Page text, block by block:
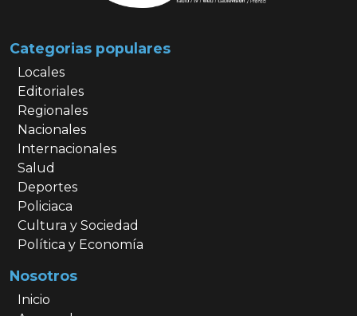
Categorias populares
Locales
Editoriales
Regionales
Nacionales
Internacionales
Salud
Deportes
Policiaca
Cultura y Sociedad
Política y Economía
Nosotros
Inicio